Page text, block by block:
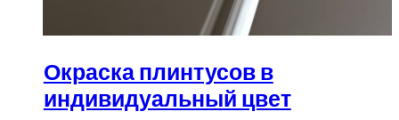
Окраска плинтусов в
индивидуальный цвет